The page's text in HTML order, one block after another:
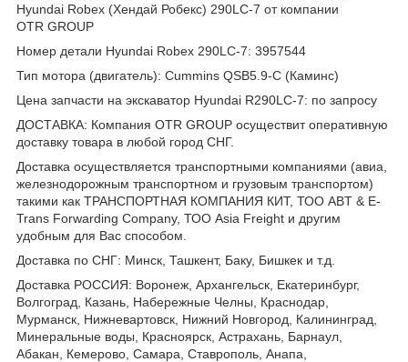
Hyundai Robex (Хендай Робекс) 290LC-7 от компании
OTR GROUP
Номер детали Hyundai Robex 290LC-7: 3957544
Тип мотора (двигатель): Cummins QSB5.9-C (Каминс)
Цена запчасти на экскаватор Hyundai R290LC-7: по запросу
ДОСТАВКА: Компания OTR GROUP осуществит оперативную
доставку товара в любой город СНГ.
Доставка осуществляется транспортными компаниями (авиа,
железнодорожным транспортном и грузовым транспортом)
такими как ТРАНСПОРТНАЯ КОМПАНИЯ КИТ, ТОО ABT & E-
Trans Forwarding Company, ТОО Asia Freight и другим
удобным для Вас способом.
Доставка по СНГ: Минск, Ташкент, Баку, Бишкек и т.д.
Доставка РОССИЯ: Воронеж, Архангельск, Екатеринбург,
Волгоград, Казань, Набережные Челны, Краснодар,
Мурманск, Нижневартовск, Нижний Новгород, Калининград,
Минеральные воды, Красноярск, Астрахань, Барнаул,
Абакан, Кемерово, Самара, Ставрополь, Анапа,